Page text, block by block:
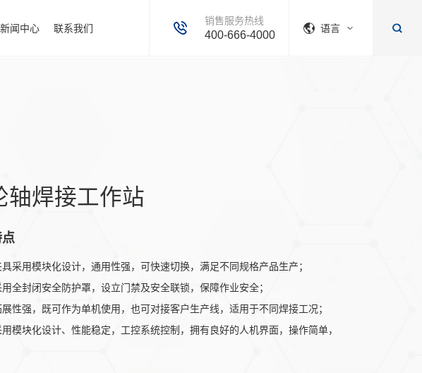
新闻中心 联系我们
销售服务热线
400-666-4000
语言
轴焊接工作站
采用模块化设计，通用性强，可快速切换，满足不同规格产品生产；
全封闭安全防护罩，设立门禁及安全联锁，保障作业安全；
性强，既可作为单机使用，也可对接客户生产线，适用于不同焊接工况；
模块化设计、性能稳定，工控系统控制，拥有良好的人机界面，操作简单，